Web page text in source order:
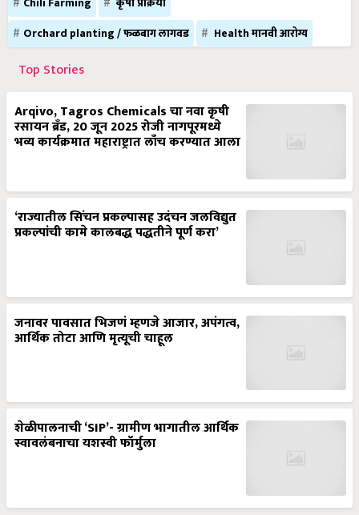
Orchard planting / फळबाग लागवड
Health मानवी आरोग्य
Top Stories
Arqivo, Tagros Chemicals चा नवा कृषी
रसायन ब्रँड, 20 जून 2025 रोजी नागपूरमध्ये
भव्य कार्यक्रमात महाराष्ट्रात लाँच करण्यात आला
‘राज्यातील सिंचन प्रकल्पासह उदंचन जलविद्युत
प्रकल्पांची कामे कालबद्ध पद्धतीने पूर्ण करा’
जनावर पावसात भिजणं म्हणजे आजार, अपंगत्व,
आर्थिक तोटा आणि मृत्यूची चाहूल
शेळीपालनाची ‘SIP’- ग्रामीण भागातील आर्थिक
स्वावलंबनाचा यशस्वी फॉर्मुला